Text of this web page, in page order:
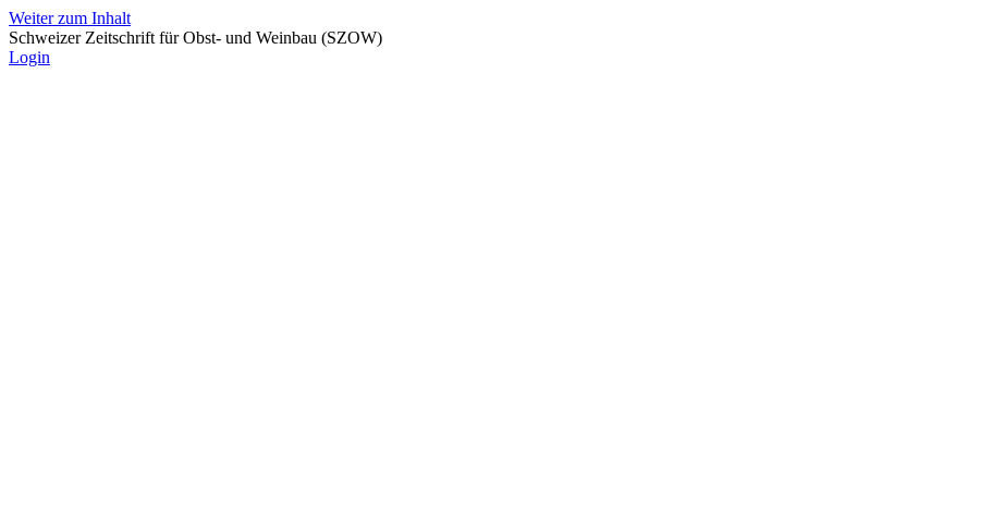
Weiter zum Inhalt
Schweizer Zeitschrift für Obst- und Weinbau (SZOW)
Login